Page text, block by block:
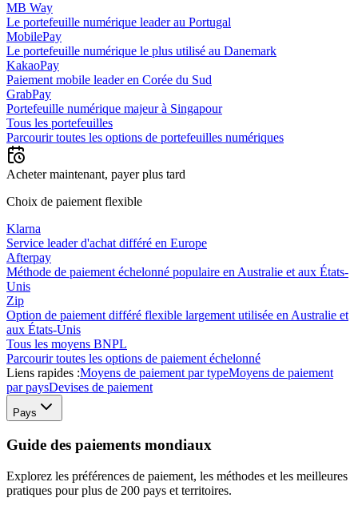
MB Way
Le portefeuille numérique leader au Portugal
MobilePay
Le portefeuille numérique le plus utilisé au Danemark
KakaoPay
Paiement mobile leader en Corée du Sud
GrabPay
Portefeuille numérique majeur à Singapour
Tous les portefeuilles
Parcourir toutes les options de portefeuilles numériques
Acheter maintenant, payer plus tard
Choix de paiement flexible
Klarna
Service leader d'achat différé en Europe
Afterpay
Méthode de paiement échelonné populaire en Australie et aux États-
Unis
Zip
Option de paiement différé flexible largement utilisée en Australie et
aux États-Unis
Tous les moyens BNPL
Parcourir toutes les options de paiement échelonné
Liens rapides :Moyens de paiement par typeMoyens de paiement
par paysDevises de paiement
Pays
Guide des paiements mondiaux
Explorez les préférences de paiement, les méthodes et les meilleures
pratiques pour plus de 200 pays et territoires.